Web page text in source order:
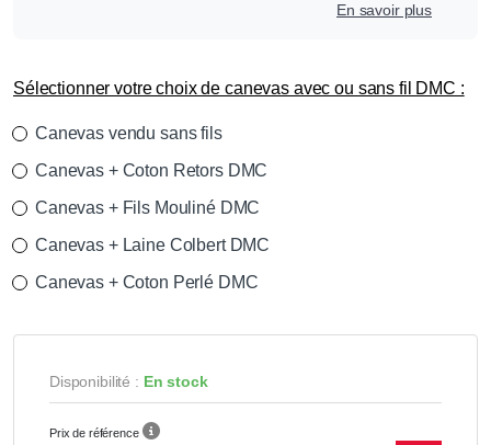
En savoir plus
Sélectionner votre choix de canevas avec ou sans fil DMC :
Canevas vendu sans fils
Canevas + Coton Retors DMC
Canevas + Fils Mouliné DMC
Canevas + Laine Colbert DMC
Canevas + Coton Perlé DMC
Disponibilité : En stock
Prix de référence